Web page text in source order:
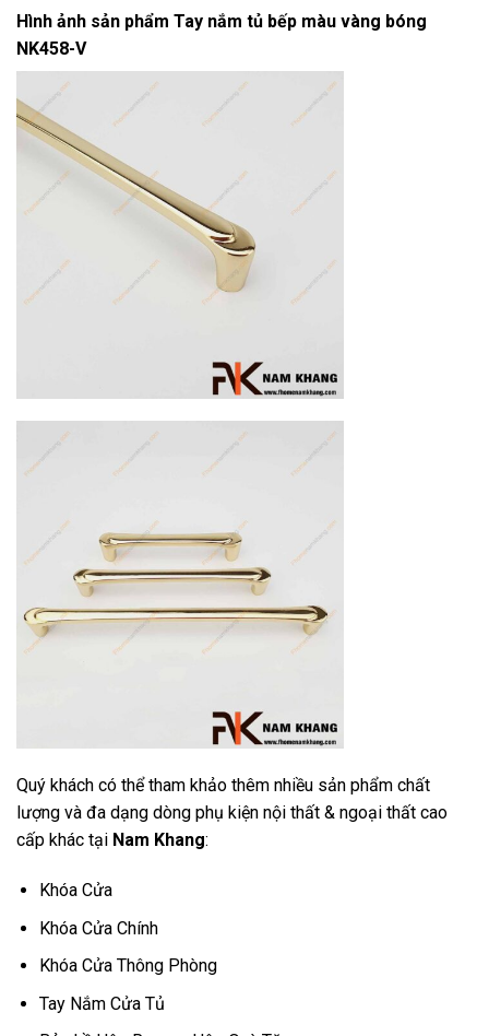
Hình ảnh sản phẩm Tay nắm tủ bếp màu vàng bóng
NK458-V
Quý khách có thể tham khảo thêm nhiều sản phẩm chất
lượng và đa dạng dòng phụ kiện nội thất & ngoại thất cao
cấp khác tại Nam Khang:
Khóa Cửa
Khóa Cửa Chính
Khóa Cửa Thông Phòng
Tay Nắm Cửa Tủ